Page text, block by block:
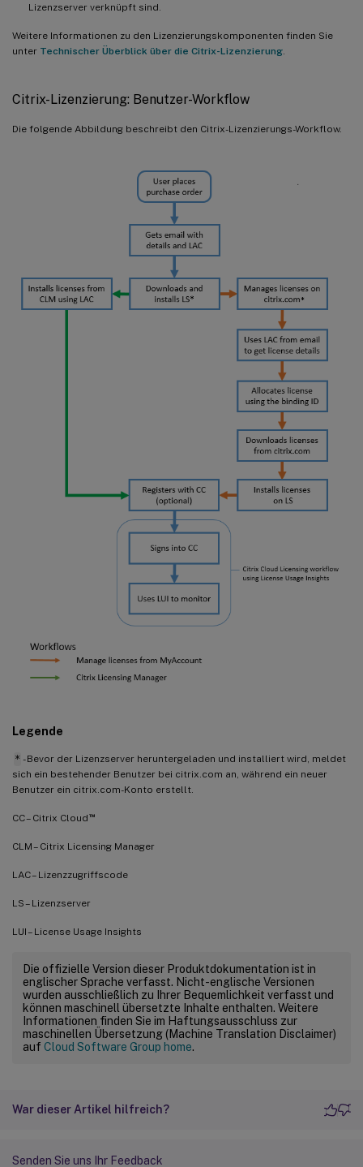
Lizenzserver verknüpft sind.
Weitere Informationen zu den Lizenzierungskomponenten finden Sie
unter Technischer Überblick über die Citrix-Lizenzierung
Citrix-Lizenzierung: Benutzer-Workflow
Die folgende Abbildung beschreibt den Citrix-Lizenzierungs-Workflow.
Legende
* - Bevor der Lizenzserver heruntergeladen und installiert wird, meldet
sich ein bestehender Benutzer bei citrix.com an, während ein neuer
Benutzer ein citrix.com-Konto erstellt.
CC – Citrix Cloud ™
CLM – Citrix Licensing Manager
LAC – Lizenzzugriffscode
LS – Lizenzserver
LUI – License Usage Insights
Die offizielle Version dieser Produktdokumentation ist in
englischer Sprache verfasst. Nicht-englische Versionen
wurden ausschließlich zu Ihrer Bequemlichkeit verfasst und
können maschinell übersetzte Inhalte enthalten. Weitere
Informationen finden Sie im Haftungsausschluss zur
maschinellen Übersetzung (Machine Translation Disclaimer)
auf Cloud Software Group home.
War dieser Artikel hilfreich?
Senden Sie uns Ihr Feedback